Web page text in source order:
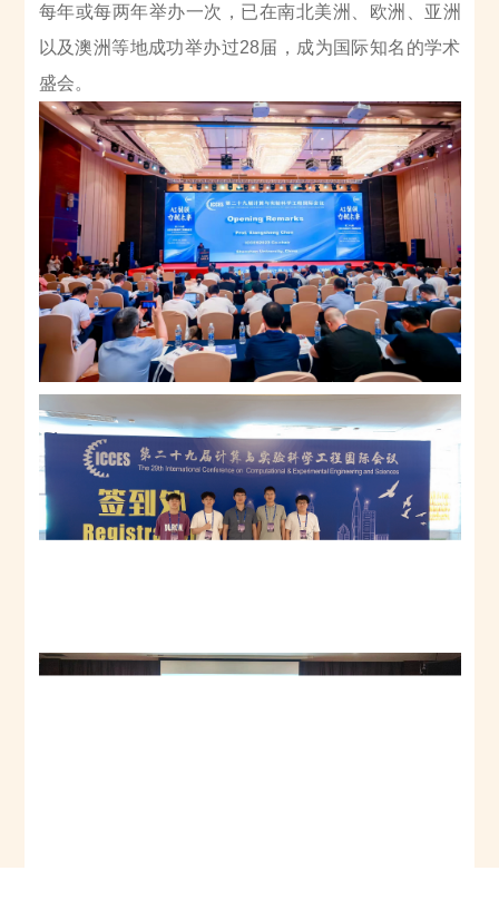
每年或每两年举办一次，已在南北美洲、欧洲、亚洲
以及澳洲等地成功举办过28届，成为国际知名的学术
盛会。